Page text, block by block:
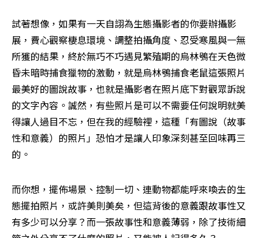
試著想像，如果有一天自詡為生態攝影者的你要辦攝影
展，費心觀察棲息環境、調整拍攝角度、忍受寒風與一無
所獲的結果，終於無巧不巧遇見繁殖期的烏林鴞在天色微
昏未暗時捕食獵物的激動，就是烏林鴞捕食老鼠這張照片
最美好的圖說故事，也就是攝影者在照片底下對觀眾訴說
的文字內容。誠然，有些照片是可以不需要任何說明就美
得讓人過目不忘，但在我的經驗裡，這種「有圖說（故事
性和意義）的照片」恐怕才是讓人印象深刻甚至回味再三
的。
而你想，擺佈場景、控制一切、連動物都能呼來喚去的生
態擺拍照片，或許美則美矣，但這背後的意義跟故事性又
有多少可以分享？而一張故事性和意義薄弱，除了技術細